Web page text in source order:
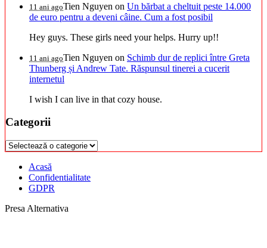
11 ani agoTien Nguyen on Un bărbat a cheltuit peste 14.000
de euro pentru a deveni câine. Cum a fost posibil
Hey guys. These girls need your helps. Hurry up!!
11 ani agoTien Nguyen on Schimb dur de replici între Greta
Thunberg și Andrew Tate. Răspunsul tinerei a cucerit
internetul
I wish I can live in that cozy house.
Categorii
Categorii
Acasă
Confidentialitate
GDPR
Presa Alternativa